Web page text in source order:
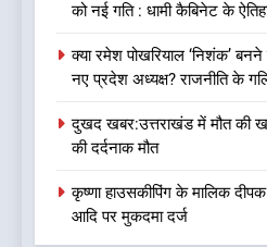
देखें
चुनाव
संगठन अभी
को लेकर
उत्तराखण्ड
1
धामी
को नई गति : धामी कैबिनेट के
क्या रमेश पोखरियाल ‘निशंक’
नए प्रदेश अध्यक्ष? राजनीति के
दुखद खबर:उत्तराखंड में मौत की
की दर्दनाक मौत
कृष्णा हाउसकीपिंग के मालिक
आदि पर मुकदमा दर्ज